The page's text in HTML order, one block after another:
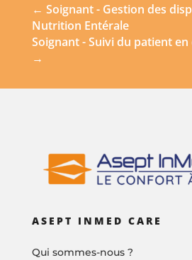
← Soignant - Gestion des
Nutrition Entérale
Soignant - Suivi du patient
→
ASEPT INMED CARE
Qui sommes-nous ?